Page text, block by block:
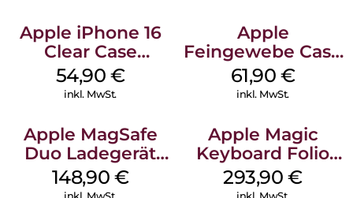
Apple iPhone 16
Clear Case
MagSafe
Transparent
54,90 €
inkl. MwSt.
Apple
Feingewebe Case
iPhone 15 Pro
MagSafe Schwarz
61,90 €
inkl. MwSt.
Apple MagSafe
Duo Ladegerät
Weiß
148,90 €
Apple Magic
Keyboard Folio
iPad 10.9″ (10.Gen.)
Weiß
293,90€